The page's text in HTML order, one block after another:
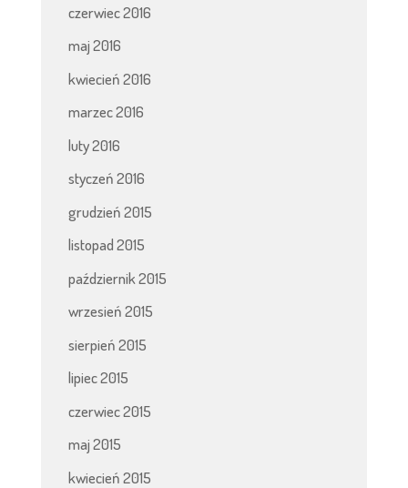
czerwiec 2016
maj 2016
kwiecień 2016
marzec 2016
luty 2016
styczeń 2016
grudzień 2015
listopad 2015
październik 2015
wrzesień 2015
sierpień 2015
lipiec 2015
czerwiec 2015
maj 2015
kwiecień 2015